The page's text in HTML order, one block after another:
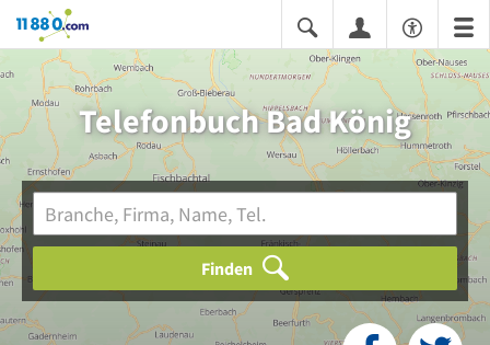
11880.com
Telefonbuch Bad König
Finden